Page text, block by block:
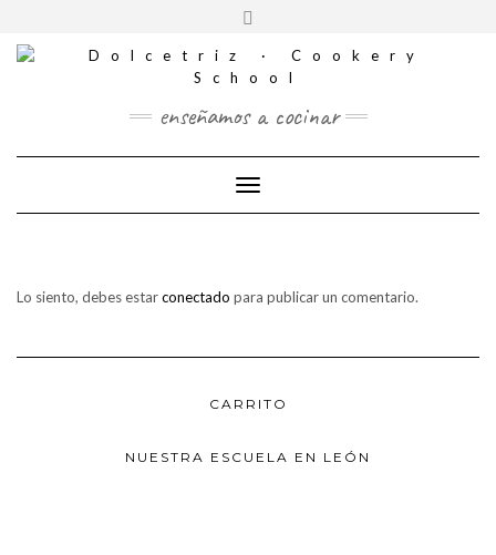
contenido
CONTACTO
SOCIALEScabecera
enseñamos a cocinar
Cambiar modo de navegación
Lo siento, debes estarconectado para publicar un comentario.
CARRITO
NUESTRA ESCUELA EN LEÓN